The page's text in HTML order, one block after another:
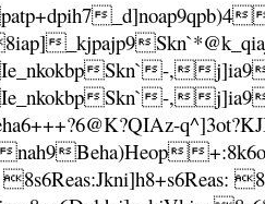
_d]noap9qpb)4
_kjpajp9
Skn`-,j]ia9
Skn`-,j]ia9
nah9Beha)Heop